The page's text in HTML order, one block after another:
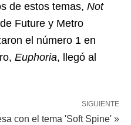
de estos temas, Not
Future y Metro
el número 1 en
Euphoria, llegó al
SIGUIENTE
con el tema 'Soft Spine' »